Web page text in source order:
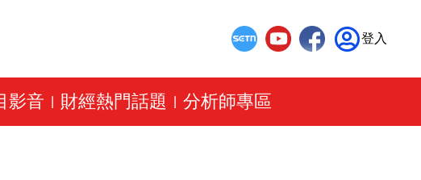
登入
影音 財經熱門話題 分析師專區